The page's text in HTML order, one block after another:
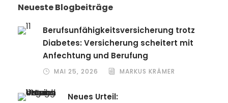
Neueste Blogbeiträge
Berufsunfähigkeitsversicherung trotz
Diabetes: Versicherung scheitert mit
Anfechtung und Berufung
MAI 25, 2026 MARKUS KRÄMER
Neues Urteil: